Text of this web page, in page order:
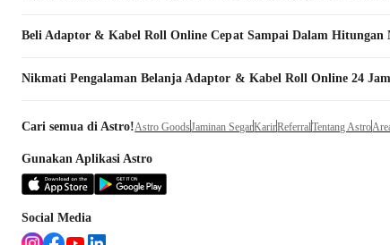
BeliAdaptor & Kabel Roll Online Cepat Sampai Dalam Hitungan
Nikmati Pengalaman BelanjaAdaptor & Kabel RollOnline 24
Cari semua di Astro!Astro GoodsJaminan SegarKarirReferralTentang Astro
Gunakan Aplikasi Astro
Social Media